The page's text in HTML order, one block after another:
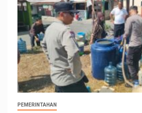
PEMERINTAHAN